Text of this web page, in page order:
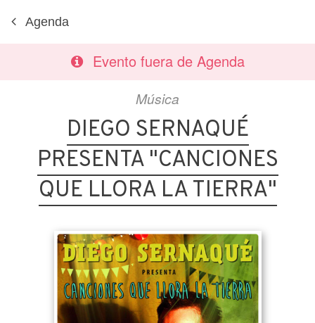
Agenda
Evento fuera de Agenda
Música
DIEGO SERNAQUÉ
PRESENTA "CANCIONES
QUE LLORA LA TIERRA"